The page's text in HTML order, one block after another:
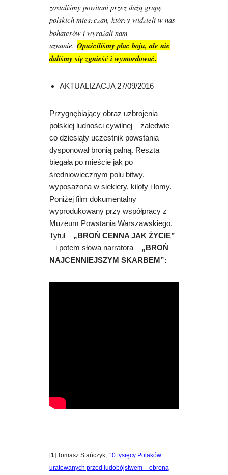
zostaliśmy powitani przez dużą grupę
polskich mieszczan, którzy widzieli w nas
bohaterów i wyrażali nam
uznanie. Opuściliśmy plac boju, ale nie
daliśmy się zgnieść i wymordować.
AKTUALIZACJA 27/09/2016
Przygnębiający obraz uzbrojenia
polskiej ludności cywilnej – zaledwie
co dziesiąty uczestnik powstania
dysponował bronią palną. Reszta
biegała po mieście jak po
średniowiecznym polu bitwy,
wyposażona w siekiery, kilofy i łomy.
Poniżej film dokumentalny
wyprodukowany przy współpracy z
Muzeum Powstania Warszawskiego.
Tytuł – „BROŃ CENNA JAK ŻYCIE”
– i potem słowa narratora – „BROŃ
NAJCENNIEJSZYM SKARBEM”:
[1] Tomasz Stańczyk, 10 tysięcy Polaków
uratowanych przed ludobójstwem – obrona